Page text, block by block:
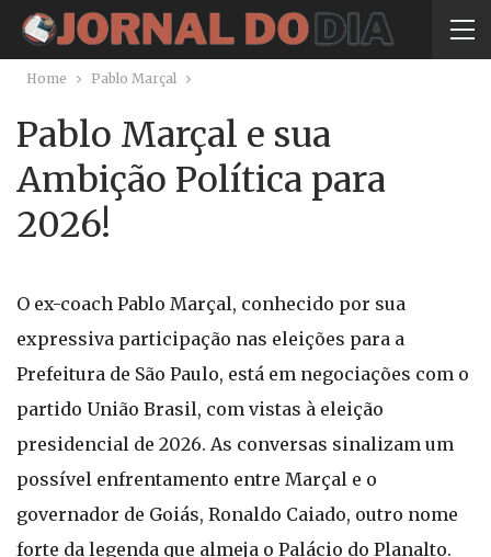
Home Pablo Marçal
Pablo Marçal e sua
Ambição Política para
2026!
O ex-coach Pablo Marçal, conhecido por sua
expressiva participação nas eleições para a
Prefeitura de São Paulo, está em negociações com o
partido União Brasil, com vistas à eleição
presidencial de 2026. As conversas sinalizam um
possível enfrentamento entre Marçal e o
governador de Goiás, Ronaldo Caiado, outro nome
forte da legenda que almeja o Palácio do Planalto.